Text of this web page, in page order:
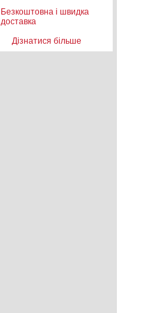
Безкоштовна і швидка
доставка
Дізнатися більше